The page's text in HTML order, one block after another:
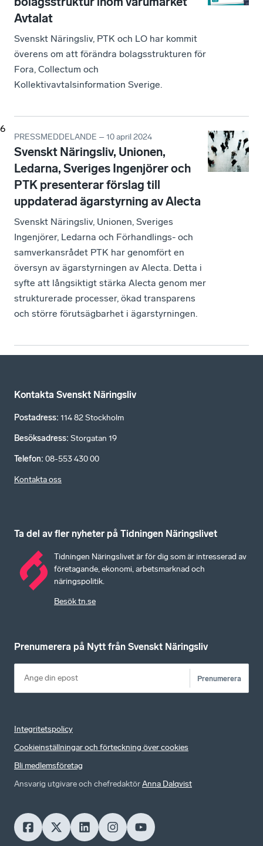
6
Avtalat
Svenskt Näringsliv, PTK och LO har kommit
överens om att förändra bolagsstrukturen för
Fora, Collectum och
Kollektivavtalsinformation Sverige.
PRESSMEDDELANDE – 10 april 2024
Svenskt Näringsliv, Unionen,
Ledarna, Sveriges Ingenjörer och
PTK presenterar förslag till
uppdaterad ägarstyrning av Alecta
Svenskt Näringsliv, Unionen, Sveriges
Ingenjörer, Ledarna och Förhandlings- och
samverkansrådet PTK har genomfört en
översyn av ägarstyrningen av Alecta. Detta i
syfte att långsiktigt stärka Alecta genom mer
strukturerade processer, ökad transparens
och större förutsägbarhet i ägarstyrningen.
Kontakta Svenskt Näringsliv
Postadress: 114 82 Stockholm
Besöksadress: Storgatan 19
Telefon: 08-553 430 00
Kontakta oss
Ta del av fler nyheter på Tidningen Näringslivet
Tidningen Näringslivet är för dig som är intresserad av
företagande, ekonomi, arbetsmarknad och
näringspolitik.
Besök tn.se
Prenumerera på Nytt från Svenskt Näringsliv
Prenumerera
Integritetspolicy
Cookieinställningar och förteckning över cookies
Bli medlemsföretag
Ansvarig utgivare och chefredaktörAnna Dalqvist